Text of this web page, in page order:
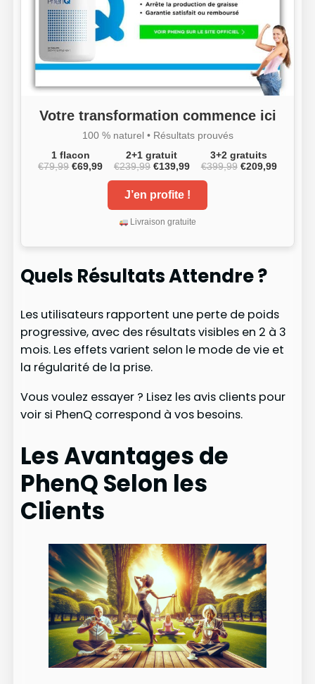
Votre transformation commence ici
100 % naturel • Résultats prouvés
1 flacon
€79,99 €69,99
2+1 gratuit
€239,99 €139,99
3+2 gratuits
€399,99 €209,99
J’en profite !
Livraison gratuite
Quels Résultats Attendre ?
Les utilisateurs rapportent une perte de poids
progressive, avec des résultats visibles en 2 à 3
mois. Les effets varient selon le mode de vie et
la régularité de la prise.
Vous voulez essayer ? Lisez les avis clients pour
voir si PhenQ correspond à vos besoins.
Les Avantages de
PhenQ Selon les
Clients